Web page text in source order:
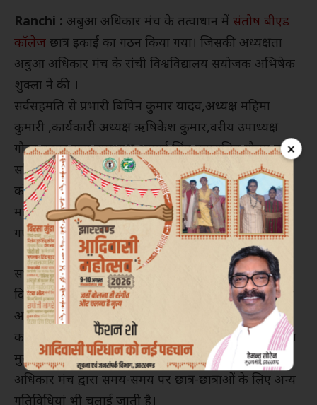
×
Ranchi : अबुआ अधिकार मंच के तत्वाधान में संतोष बीएड
कॉलेज छात्र इकाई का गठन किया गया। जिसकी अध्यक्षता
अबुआ अधिकार मंच के रांची विश्वविद्यालय सयोजक अभिषेक
शुक्ला ने की ।
सर्वसहमति से प्रभारी बिपिन कुमार यादव,अध्यक्ष महिमा
कुमारी ,कार्यकारी अध्यक्ष ऋषिकेश कुमार,वरीय उपाध्यक्ष
गौरव कुमार राज,उपाध्यक्ष अपर्णा सिंह,महासचिव गौतम कुमार
सचिव आकृति बर्मन ,सह सचिव अमरजीत महाराणा ,
कोषाध्यक्ष गौरव कुमार वही कार्यकारणी सदस्य संजय कुमार
महतो, विशाल कुमार नाग, आनंद कुमार, प्रीतम कुमार बनाए
गए हैं।
सभी नवनियुक्तपदाधिकारियों
को संबोधित करते हुए रांची
विश्वविद्यालय के सायोजक अभिषेक शुक्ला ने कहा कि अबुआ
अधिकार मंच छात्र हितों के प्रति संपूर्ण प्रतिबद्धता के साथ
कार्यरत है और छात्रों की समस्याओं के समाधान के लिए हमेशा
मुखरता के साथ अगली पंक्ति में खड़ा रहता है एवं अबुआ
अधिकार मंच द्वारा समय-समय पर छात्र-छात्राओं के लिए अन्य